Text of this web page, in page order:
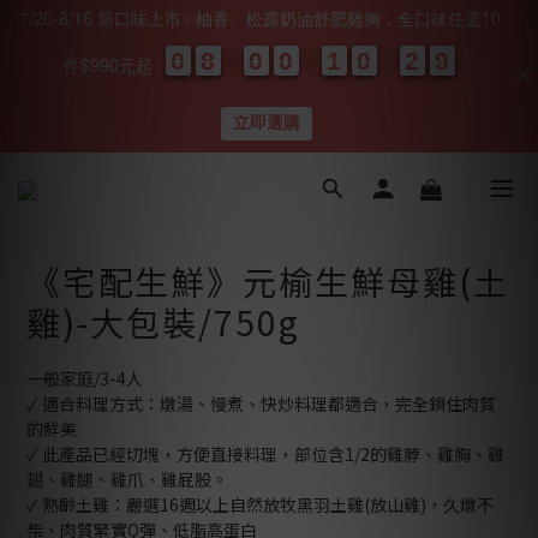
《宅配生鮮》元榆生鮮母雞(土
雞)-大包裝/750g
一般家庭/3-4人
✓ 適合料理方式：燉湯、慢煮、快炒料理都適合，完全鎖住肉質
的鮮美
✓ 此產品已經切塊，方便直接料理，部位含1/2的雞脖、雞胸、雞
翅、雞腿、雞爪、雞屁股。
✓ 熟齡土雞：嚴選16週以上自然放牧黑羽土雞(放山雞)，久燉不
柴、肉質緊實Q彈、低脂高蛋白
7/20-8/16 新口味上市✨柚香、松露奶油舒肥雞胸，全口味任選10
件$990元起 0
0
0
0 8
8
8
8 0
0
0
0 0
0
0
0 1
1
1
1 0
0
0
0 2
2
2
2 0
0
9
8
立即選購